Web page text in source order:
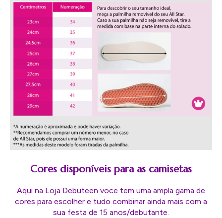
Cores disponíveis para as camisetas
Aqui na Loja Debuteen voce tem uma ampla gama de
cores para escolher e tudo combinar ainda mais com a
sua festa de 15 anos/debutante.